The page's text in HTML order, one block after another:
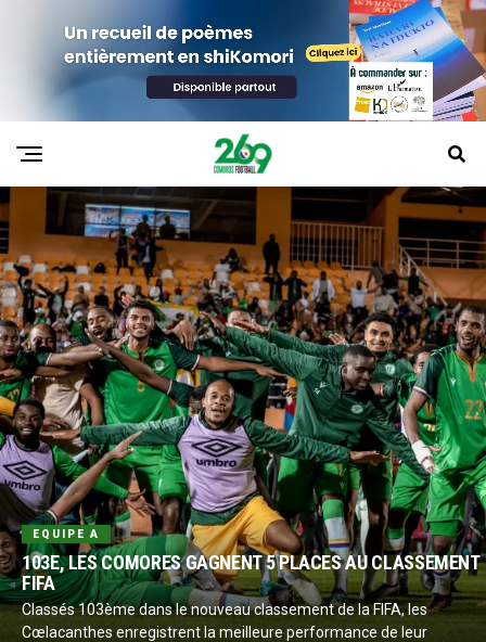
EQUIPE A
103E, LES COMORES GAGNENT 5 PLACES AU CLASSEMENT
FIFA
Classés 103ème dans le nouveau classement de la FIFA, les
Cœlacanthes enregistrent la meilleure performance de leur